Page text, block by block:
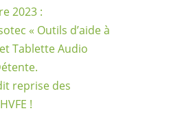
2023 :
« Outils d’aide à
Tablette Audio
reprise des
!